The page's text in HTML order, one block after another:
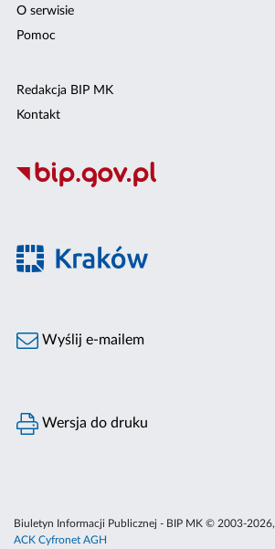
O serwisie
Pomoc
Redakcja BIP MK
Kontakt
Wyślij e-mailem
Wersja do druku
Biuletyn Informacji Publicznej - BIP MK © 2003-2026,
ACK Cyfronet AGH